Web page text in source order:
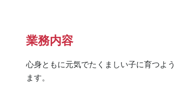
業務内容
心身ともに元気でたくましい子に育つよ
ます。